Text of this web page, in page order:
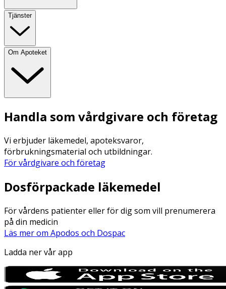
Tjänster
Om Apoteket
Handla som vårdgivare och företag
Vi erbjuder läkemedel, apoteksvaror,
förbrukningsmaterial och utbildningar.
För vårdgivare och företag
Dosförpackade läkemedel
För vårdens patienter eller för dig som vill prenumerera
på din medicin
Läs mer om Apodos och Dospac
Ladda ner vår app